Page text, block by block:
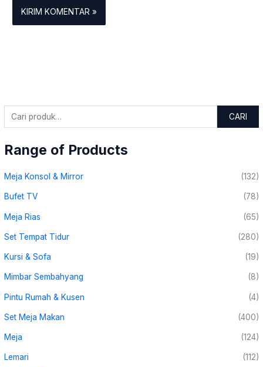
CARI
Range of Products
Meja Konsol & Mirror (132)
Bufet TV (78)
Meja Rias (65)
Set Tempat Tidur (280)
Kursi & Sofa (19)
Mimbar Sembahyang (8)
Pintu Rumah & Kusen (4)
Set Meja Makan (400)
Meja (124)
Lemari (112)